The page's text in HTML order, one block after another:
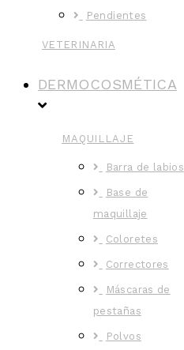
Pendientes
VETERINARIA
DERMOCOSMÉTICA
MAQUILLAJE
Barra de labios
Base de
maquillaje
Coloretes
Correctores
Máscaras de
pestañas
Polvos